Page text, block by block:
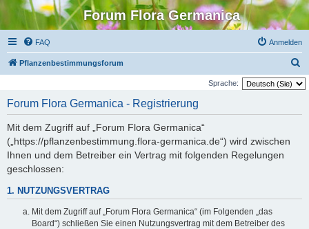
Forum Flora Germanica
FAQ Anmelden
Pflanzenbestimmungsforum
u
Sprache:
Forum Flora Germanica - Registrierung
Mit dem Zugriff auf „Forum Flora Germanica“
(„https://pflanzenbestimmung.flora-germanica.de“) wird zwischen
Ihnen und dem Betreiber ein Vertrag mit folgenden Regelungen
geschlossen:
1. NUTZUNGSVERTRAG
Mit dem Zugriff auf „Forum Flora Germanica“ (im Folgenden „das
Board“) schließen Sie einen Nutzungsvertrag mit dem Betreiber des